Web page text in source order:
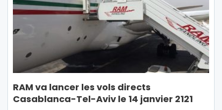
RAM va lancer les vols directs
Casablanca-Tel-Aviv le 14 janvier 2121